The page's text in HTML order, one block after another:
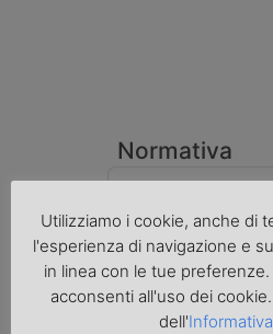
Normativa
La riforma del Codice
Imprenditore di Prato
col muletto
Cassazione conferma
velocità col
Utilizziamo i cookie, anche di
l'esperienza di navigazione e
in linea con le tue
acconsenti all'uso dei
dell'